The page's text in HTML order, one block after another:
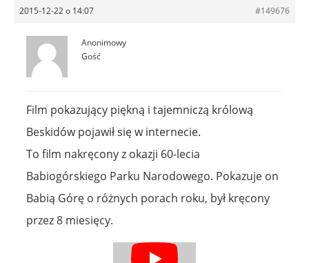
2015-12-22 o 14:07 #149676
Anonimowy
Gość
Film pokazujący piękną i tajemniczą królową
Beskidów pojawił się w internecie.
To film nakręcony z okazji 60-lecia
Babiogórskiego Parku Narodowego. Pokazuje on
Babią Górę o różnych porach roku, był kręcony
przez 8 miesięcy.